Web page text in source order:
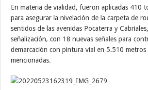
En materia de vialidad, fueron aplicadas 410
para asegurar la nivelación de la carpeta de
sentidos de las avenidas Pocaterra y
señalización, con 18 nuevas señales para
demarcación con pintura vial en 5.510 metros
mencionadas.